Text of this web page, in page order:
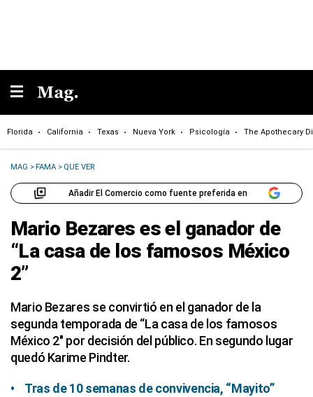
Florida California Texas Nueva York Psicología The Apothecary
MAG >FAMA > QUE VER
Añadir El Comercio como fuente preferida en
Mario Bezares es el ganador de
“La casa de los famosos México
2”
Mario Bezares se convirtió en el ganador de la
segunda temporada de “La casa de los famosos
México 2″ por decisión del público. En segundo lugar
quedó Karime Pindter.
Tras de 10 semanas de convivencia, “Mayito”